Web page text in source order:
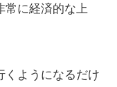
常に経済的な上
くようになるだけ